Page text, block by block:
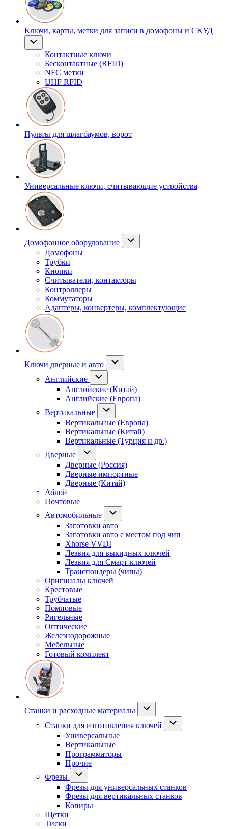
Ключи, карты, метки для записи в домофоны и СКУД
Контактные ключи
Бесконтактные (RFID)
NFC метки
UHF RFID
Пульты для шлагбаумов, ворот
Универсальные ключи, считывающие устройства
Домофонное оборудование
Домофоны
Трубки
Кнопки
Считыватели, контакторы
Контроллеры
Коммутаторы
Адаптеры, конвертеры, комплектующие
Ключи дверные и авто
Английские
Английские (Китай)
Английские (Европа)
Вертикальные
Вертикальные (Европа)
Вертикальные (Китай)
Вертикальные (Турция и др.)
Дверные
Дверные (Россия)
Дверные импортные
Дверные (Китай)
Аблой
Почтовые
Автомобильные
Заготовки авто
Заготовки авто с местом под чип
Xhorse VVDI
Лезвия для выкидных ключей
Лезвия для Смарт-ключей
Транспондеры (чипы)
Оригиналы ключей
Крестовые
Трубчатые
Помповые
Ригельные
Оптические
Железнодорожные
Мебельные
Готовый комплект
Станки и расходные материалы
Станки для изготовления ключей
Универсальные
Вертикальные
Программаторы
Прочие
Фрезы
Фрезы для универсальных станков
Фрезы для вертикальных станков
Копиры
Щетки
Тиски